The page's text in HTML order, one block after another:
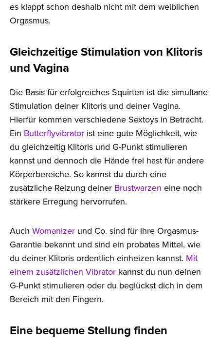
es klappt schon deshalb nicht mit dem weiblichen
Orgasmus.
Gleichzeitige Stimulation von Klitoris
und Vagina
Die Basis für erfolgreiches Squirten ist die simultane
Stimulation deiner Klitoris und deiner Vagina.
Hierfür kommen verschiedene Sextoys in Betracht.
Ein Butterflyvibrator ist eine gute Möglichkeit, wie
du gleichzeitig Klitoris und G-Punkt stimulieren
kannst und dennoch die Hände frei hast für andere
Körperbereiche. So kannst du durch eine
zusätzliche Reizung deiner Brustwarzen eine noch
stärkere Erregung hervorrufen.
Auch Womanizer und Co. sind für ihre Orgasmus-
Garantie bekannt und sind ein probates Mittel, wie
du deiner Klitoris ordentlich einheizen kannst. Mit
einem zusätzlichen Vibrator kannst du nun deinen
G-Punkt stimulieren oder du beglückst dich in dem
Bereich mit den Fingern.
Eine bequeme Stellung finden